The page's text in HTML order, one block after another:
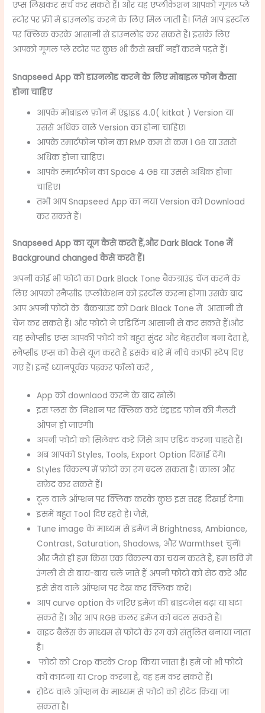
एप्स लिखकर सर्च कर सकते हैं। और यह एप्लीकेशन आपको गूगल प्ले
स्टोर पर फ्री में डाउनलोड करने के लिए मिल जाती है। जिसे आप इंस्टॉल
पर क्लिक करके आसानी से डाउनलोड कर सकते हैं। इसके लिए
आपको गूगल प्ले स्टोर पर कुछ भी कैसे खर्ची नहीं करने पड़ते हैं।
Snapseed Appको डाउनलोड करने के लिए मोबाइल फोन कैसा
होना चाहिए
आपके मोबाइल फ़ोन में एंड्राइड 4.0( kitkat ) Version या
उससे अधिक वाले ‌Version का होना चाहिए।
आपके स्मार्टफोन फोन का RMP कम से कम 1 GB या उससे
अधिक होना चाहिए।
आपके स्मार्टफोन का Space 4 GB या उससे अधिक होना
चाहिए।
तभी आप ‌Snapseed App का नया Version को Download
कर सकते हैं।
Snapseed App कायूज कैसे करते हैं,औरDark Black Toneमैं
Background changed कैसे करते हैं।
अपनी कोई भी फोटो काDark Black Toneबैकग्राउंड चेंज करने के
लिए आपको स्नैप्सीड एप्लीकेशन को इंस्टॉल करना होगा। उसके बाद
आप अपनी फोटो के बैकग्राउंड कोDark Black Toneमें आसानी से
चेंज कर सकते हैं। और फोटो ने एडिटिंग आसानी से कर सकते हैं।और
यह स्नैप्सीड एप्स आपकी फोटो को बहुत सुंदर और बेहतरीन बना देता है,
स्नैप्सीड एप्स को कैसे यूज करते हैं इसके बारे में नीचे काफी स्टेप दिए
गए हैं। इन्हें ध्यानपूर्वक पढ़कर फॉलो करें ,
App को downlaod करने के बाद खोलें।
इस प्लस के निशान पर क्लिक करें एंड्राइड फोन की गैलरी
ओपन हो जाएगी।
अपनी फोटो को सिलेक्ट करें जिसे आप एडिट करना चाहते हैं।
अब आपको Styles, Tools, Export Option दिखाई देंगे।
Styles विकल्प में फ़ोटो का रंग बदल सकता है। काला और
सफ़ेद कर सकते हैं।
टूल वाले ऑप्शन पर क्लिक करके कुछ इस तरह दिखाई देगा।
इसमें बहुत Tool दिए रहते है। जैसे,
Tune image के माध्यम से इमेज में Brightness, Ambiance,
Contrast, Saturation, Shadows, और Warmthset चुनें।
और जैसे ही हम किस एक विकल्प का चयन करते हैं, हम छवि में
उंगली से से बाय-बाय चले जाते हैं अपनी फोटो को सेट करें और
इसे सेव वाले ऑप्शन पर देख कर क्लिक करें।
आप curve option के जरिए इमेज की ब्राइटनेस बढ़ा या घटा
सकते हैं। और आप RGB कलर इमेज को बदल सकते हैं।
वाइट बैलेंस के माध्यम से फोटो के रंग को संतुलित बनाया जाता
है।
फोटो को Crop करके Crop किया जाता है। हमें जो भी फोटो
को काटना या Crop करना है, वह हम कर सकते हैं।
रोटेट वाले ऑप्शन के माध्यम से फोटो को रोटेट किया जा
सकता है।